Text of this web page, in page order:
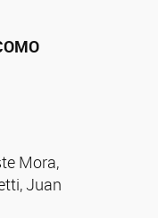
Mora,
Juan